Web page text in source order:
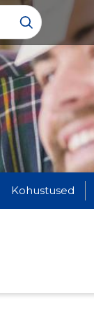
Kohustused